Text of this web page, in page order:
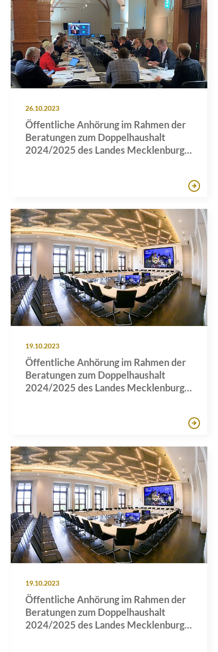
26.10.2023
Öffentliche Anhörung im Rahmen der
Beratungen zum Doppelhaushalt
2024/2025 des Landes Mecklenburg-
19.10.2023
Öffentliche Anhörung im Rahmen der
Beratungen zum Doppelhaushalt
2024/2025 des Landes Mecklenburg-
19.10.2023
Öffentliche Anhörung im Rahmen der
Beratungen zum Doppelhaushalt
2024/2025 des Landes Mecklenburg-